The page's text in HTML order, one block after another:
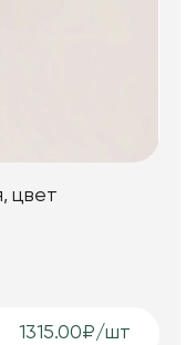
цвет
1315.00₽/шт